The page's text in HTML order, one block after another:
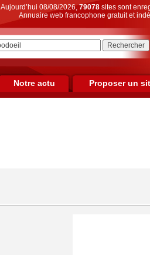
Aujourd’hui 08/08/2026,79078sites sont
Annuaire web francophone gratuit et
Notre actu Proposer un